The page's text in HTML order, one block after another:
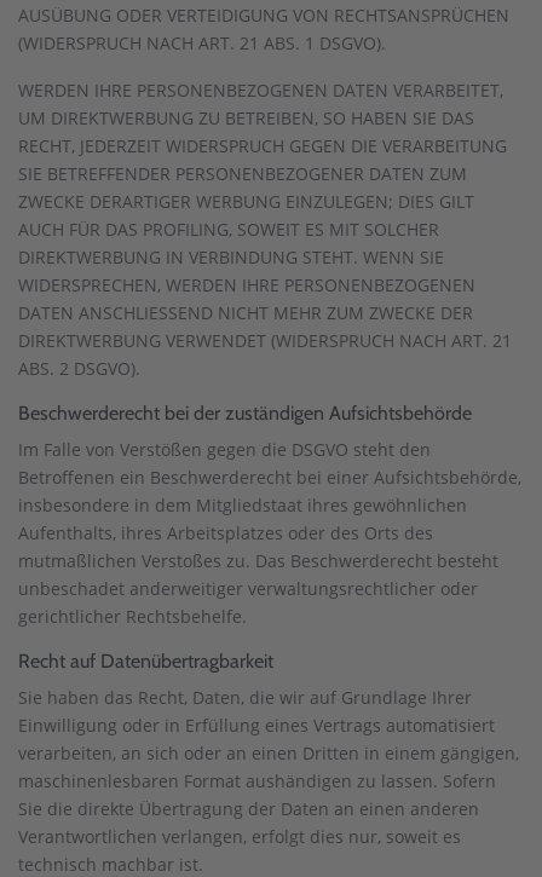
AUSÜBUNG ODER VERTEIDIGUNG VON RECHTSANSPRÜCHEN
(WIDERSPRUCH NACH ART. 21 ABS. 1 DSGVO).
WERDEN IHRE PERSONENBEZOGENEN DATEN VERARBEITET,
UM DIREKTWERBUNG ZU BETREIBEN, SO HABEN SIE DAS
RECHT, JEDERZEIT WIDERSPRUCH GEGEN DIE VERARBEITUNG
SIE BETREFFENDER PERSONENBEZOGENER DATEN ZUM
ZWECKE DERARTIGER WERBUNG EINZULEGEN; DIES GILT
AUCH FÜR DAS PROFILING, SOWEIT ES MIT SOLCHER
DIREKTWERBUNG IN VERBINDUNG STEHT. WENN SIE
WIDERSPRECHEN, WERDEN IHRE PERSONENBEZOGENEN
DATEN ANSCHLIESSEND NICHT MEHR ZUM ZWECKE DER
DIREKTWERBUNG VERWENDET (WIDERSPRUCH NACH ART. 21
ABS. 2 DSGVO).
Beschwerde­recht bei der zuständigen Aufsichts­behörde
Im Falle von Verstößen gegen die DSGVO steht den
Betroffenen ein Beschwerderecht bei einer Aufsichtsbehörde,
insbesondere in dem Mitgliedstaat ihres gewöhnlichen
Aufenthalts, ihres Arbeitsplatzes oder des Orts des
mutmaßlichen Verstoßes zu. Das Beschwerderecht besteht
unbeschadet anderweitiger verwaltungsrechtlicher oder
gerichtlicher Rechtsbehelfe.
Recht auf Daten­übertrag­barkeit
Sie haben das Recht, Daten, die wir auf Grundlage Ihrer
Einwilligung oder in Erfüllung eines Vertrags automatisiert
verarbeiten, an sich oder an einen Dritten in einem gängigen,
maschinenlesbaren Format aushändigen zu lassen. Sofern
Sie die direkte Übertragung der Daten an einen anderen
Verantwortlichen verlangen, erfolgt dies nur, soweit es
technisch machbar ist.